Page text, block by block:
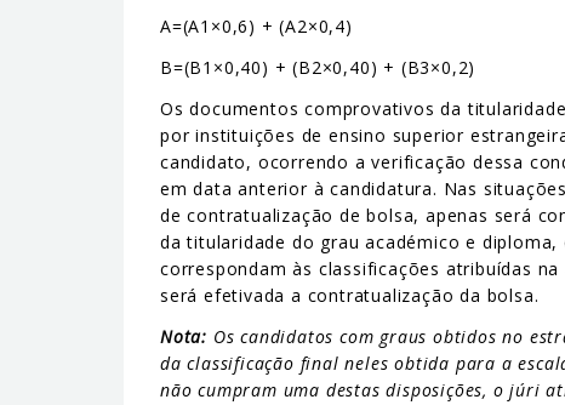
A=(A1×0,6) + (A2×0,4)
B=(B1×0,40) + (B2×0,40) + (B3×0,2)
Os documentos comprovativos da
por instituições de ensino superior
candidato, ocorrendo a verificação dessa
em data anterior à candidatura. Nas
de contratualização de bolsa, apenas será
da titularidade do grau académico e
correspondam às classificações atribuídas
será efetivada a contratualização da bolsa.
Nota: Os candidatos com graus obtidos no
da classificação final neles obtida para a
não cumpram uma destas disposições, o júri